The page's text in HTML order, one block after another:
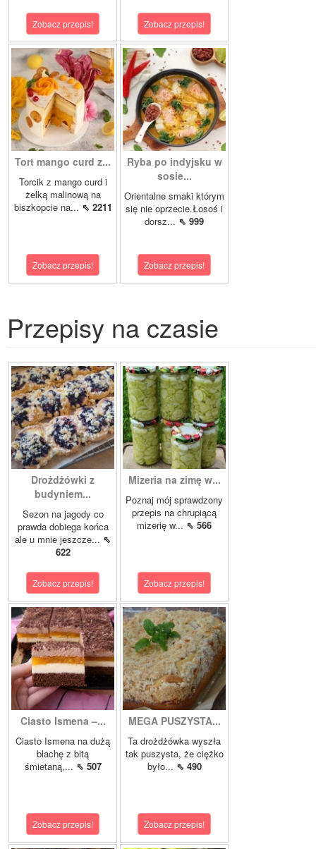
Zobacz przepis! Zobacz przepis!
Tort mango curd z...
Torcik z mango curd i
żelką malinową na
biszkopcie na... ⇖ 2211
Zobacz przepis!
Ryba po indyjsku w
sosie...
Orientalne smaki którym
się nie oprzecie.Łosoś i
dorsz... ⇖ 999
Zobacz przepis!
Przepisy na czasie
Drożdżówki z
budyniem...
Sezon na jagody co
prawda dobiega końca
ale u mnie jeszcze... ⇖
622
Zobacz przepis!
Mizeria na zimę w...
Poznaj mój sprawdzony
przepis na chrupiącą
mizerię w... ⇖ 566
Zobacz przepis!
Ciasto Ismena –...
Ciasto Ismena na dużą
blachę z bitą
śmietaną,... ⇖ 507
Zobacz przepis!
MEGA PUSZYSTA...
Ta drożdżówka wyszła
tak puszysta, że ciężko
było... ⇖ 490
Zobacz przepis!